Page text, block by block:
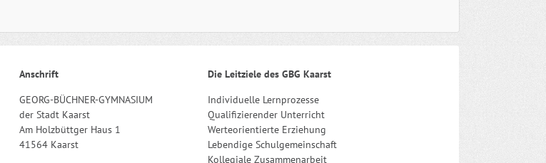
Anschrift
GEORG-BÜCHNER-GYMNASIUM
der Stadt Kaarst
Am Holzbüttger Haus 1
41564 Kaarst
Die Leitziele des GBG Kaarst
Individuelle Lernprozesse
Qualifizierender Unterricht
Werteorientierte Erziehung
Lebendige Schulgemeinschaft
Kollegiale Zusammenarbeit